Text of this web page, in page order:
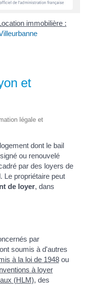
immobilière :
et
légale et
dont le bail
ou renouvelé
par des loyers de
Le propriétaire peut
de loyer, dans
par
soumis à d'autres
à la loi de 1948ou
à loyer
(HLM), des